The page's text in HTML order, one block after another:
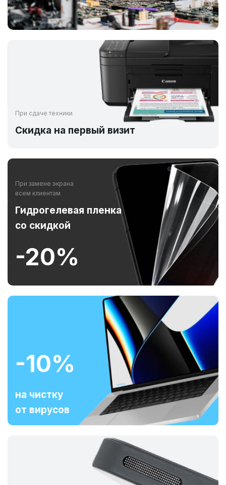
При сдаче техники
Скидка на первый визит
При замене экрана
всем клиентам
Гидрогелевая пленка
со скидкой
-20%
-10%
на чистку
от вирусов